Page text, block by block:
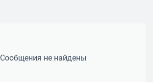
Сообщения не найдены